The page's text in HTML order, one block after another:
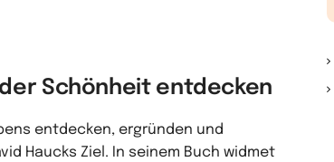
Schönheit entdecken
entdecken, ergründen und
Haucks Ziel. In seinem Buch widmet